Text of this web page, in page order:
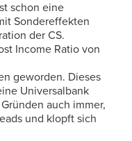
schon eine
Sondereffekten
der CS.
Income Ratio von
geworden. Dieses
Universalbank
auch immer,
und klopft sich